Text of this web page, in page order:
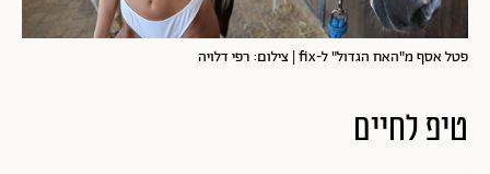
פטל אסף מ"האח הגדול" ל-fix | צילום: רפי דלויה
טיפ לחיים